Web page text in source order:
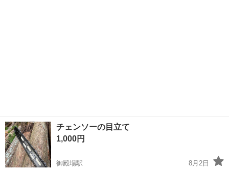
チェンソーの目立て
1,000円
御殿場駅
8月2日